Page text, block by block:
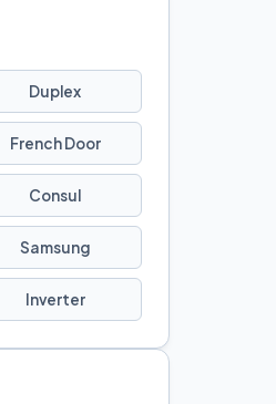
Duplex
French Door
Consul
Samsung
Inverter